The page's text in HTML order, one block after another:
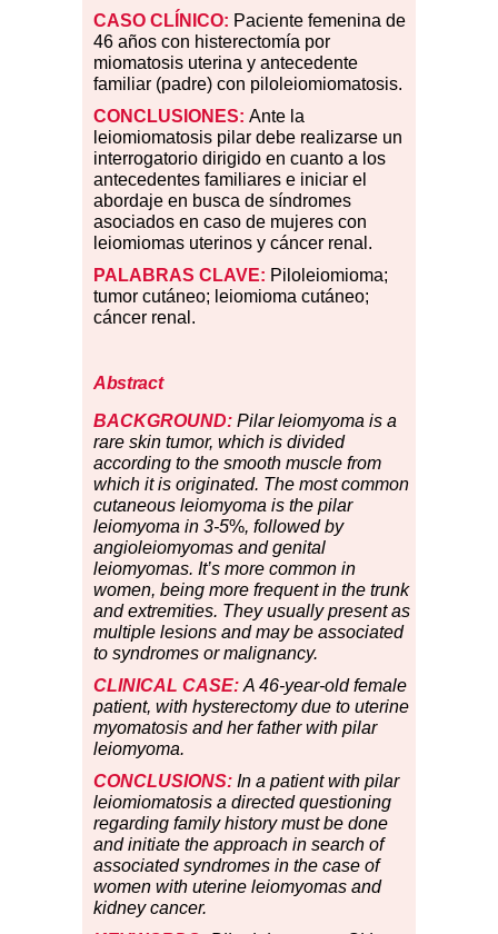
CASO CLÍNICO: Paciente femenina de
46 años con histerectomía por
miomatosis uterina y antecedente
familiar (padre) con piloleiomiomatosis.
CONCLUSIONES: Ante la
leiomiomatosis pilar debe realizarse un
interrogatorio dirigido en cuanto a los
antecedentes familiares e iniciar el
abordaje en busca de síndromes
asociados en caso de mujeres con
leiomiomas uterinos y cáncer renal.
PALABRAS CLAVE: Piloleiomioma;
tumor cutáneo; leiomioma cutáneo;
cáncer renal.
Abstract
BACKGROUND: Pilar leiomyoma is a
rare skin tumor, which is divided
according to the smooth muscle from
which it is originated. The most common
cutaneous leiomyoma is the pilar
leiomyoma in 3-5%, followed by
angioleiomyomas and genital
leiomyomas. It’s more common in
women, being more frequent in the trunk
and extremities. They usually present as
multiple lesions and may be associated
to syndromes or malignancy.
CLINICAL CASE: A 46-year-old female
patient, with hysterectomy due to uterine
myomatosis and her father with pilar
leiomyoma.
CONCLUSIONS: In a patient with pilar
leiomiomatosis a directed questioning
regarding family history must be done
and initiate the approach in search of
associated syndromes in the case of
women with uterine leiomyomas and
kidney cancer.